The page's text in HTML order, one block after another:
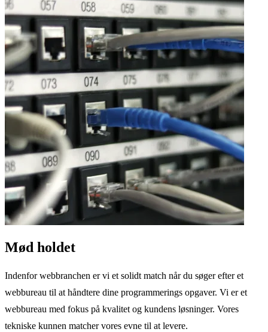
Mød holdet
Indenfor webbranchen er vi et solidt match når du søger efter et
webbureau til at håndtere dine programmerings opgaver. Vi er et
webbureau med fokus på kvalitet og kundens løsninger. Vores
tekniske kunnen matcher vores evne til at levere.